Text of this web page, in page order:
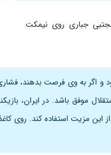
جباری روی نیمکت
و اگر به وی فرصت بدهند،
موفق باشد. در ایران،
از این مزیت استفاده کند.